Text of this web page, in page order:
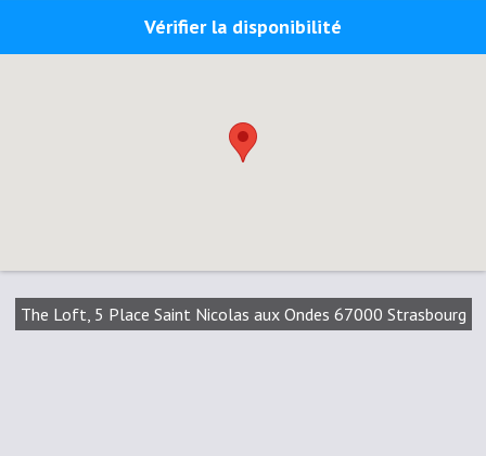
Vérifier la disponibilité
The Loft, 5 Place Saint Nicolas aux Ondes 67000 Strasbourg